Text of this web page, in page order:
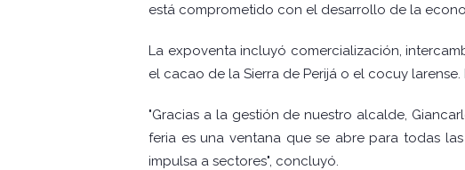
está comprometido con el desarrollo de la
La expoventa incluyó comercialización,
el cacao de la Sierra de Perijá o el cocuy
"Gracias a la gestión de nuestro alcalde,
feria es una ventana que se abre para todas
impulsa a sectores", concluyó.